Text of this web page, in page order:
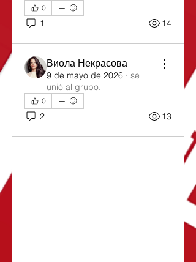
0
1 14
Виола Некрасова
9 de mayo de 2026 · se
unió al grupo.
0
2 13